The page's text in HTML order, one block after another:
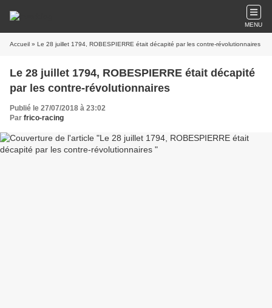
MENU
Accueil » Le 28 juillet 1794, ROBESPIERRE était décapité par les contre-révolutionnaires
Le 28 juillet 1794, ROBESPIERRE était décapité
par les contre-révolutionnaires
Publié le 27/07/2018 à 23:02
Par frico-racing